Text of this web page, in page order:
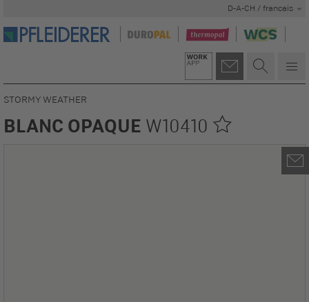
D-A-CH / francais
STORMY WEATHER
BLANC OPAQUE W10410